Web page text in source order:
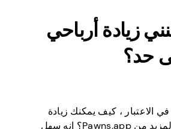
زيادة أرباحي
حد؟
الاعتبار ، كيف يمكنك زيادة
أرباحك وكسب المزيد من Pawns.app؟ إنه سهل